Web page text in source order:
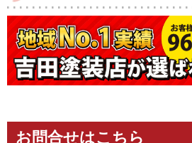
お問合せはこちら